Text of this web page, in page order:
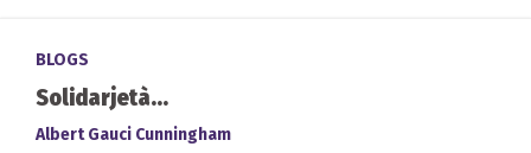
BLOGS
Solidarjetà...
Albert Gauci Cunningham